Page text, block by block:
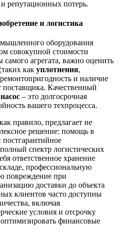
репутационных потерь.
и логистика
оборудования
совокупной стоимости
агрегата, важно оценить
как уплотнения,
и наличие
Качественный
– это долгосрочная
вашего техпроцесса.
правило, предлагает не
решение: помощь в
спектр логистических
ответственное хранение
профессиональную
повреждение при
доставки до объекта
клиентов часто доступны
включая
условия и отсрочку
финансовые